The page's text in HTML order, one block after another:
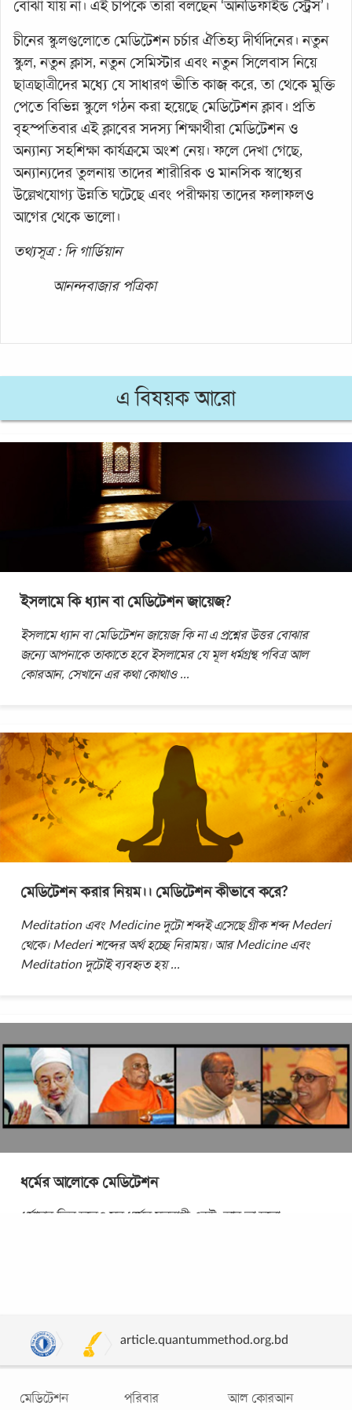
বোঝা যায় না। এই চাপকে তারা বলছেন ‘আনডিফাইন্ড স্ট্রেস’।
চীনের স্কুলগুলোতে মেডিটেশন চর্চার ঐতিহ্য দীর্ঘদিনের। নতুন
স্কুল, নতুন ক্লাস, নতুন সেমিস্টার এবং নতুন সিলেবাস নিয়ে
ছাত্রছাত্রীদের মধ্যে যে সাধারণ ভীতি কাজ করে, তা থেকে মুক্তি
পেতে বিভিন্ন স্কুলে গঠন করা হয়েছে মেডিটেশন ক্লাব। প্রতি
বৃহস্পতিবার এই ক্লাবের সদস্য শিক্ষার্থীরা মেডিটেশন ও
অন্যান্য সহশিক্ষা কার্যক্রমে অংশ নেয়। ফলে দেখা গেছে,
অন্যান্যদের তুলনায় তাদের শারীরিক ও মানসিক স্বাস্থ্যের
উল্লেখযোগ্য উন্নতি ঘটেছে এবং পরীক্ষায় তাদের ফলাফলও
আগের থেকে ভালো।
তথ্যসূত্র : দি গার্ডিয়ান
আনন্দবাজার পত্রিকা
এ বিষয়ক আরো
ইসলামে কি ধ্যান বা মেডিটেশন জায়েজ?
ইসলামে ধ্যান বা মেডিটেশন জায়েজ কি না এ প্রশ্নের উত্তর বোঝার
জন্যে আপনাকে তাকাতে হবে ইসলামের যে মূল ধর্মগ্রন্থ পবিত্র আল
কোরআন, সেখানে এর কথা কোথাও ...
মেডিটেশন করার নিয়ম।। মেডিটেশন কীভাবে করে?
Meditation এবং Medicine দুটো শব্দই এসেছে গ্রীক শব্দ Mederi
থেকে। Mederi শব্দের অর্থ হচ্ছে নিরাময়। আর Medicine এবং
Meditation দুটোই ব্যবহৃত হয়...
ধর্মের আলোকে মেডিটেশন
ধর্মাচার ভিন্ন হলেও সব ধর্মের মূলবাণী একই। আর তা হলো
article.quantummethod.org.bd
মেডিটেশন
পরিবার
আল কোরআন